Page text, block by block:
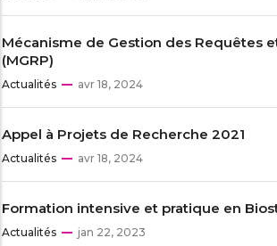
Mécanisme de Gestion des Requêtes
(MGRP)
Actualités avr 18, 2024
Appel à Projets de Recherche 2021
Actualités avr 18, 2024
Formation intensive et pratique en
Actualités jan 22, 2023